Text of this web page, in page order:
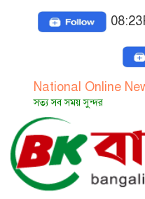
Online News
সব সময় সুন্দর